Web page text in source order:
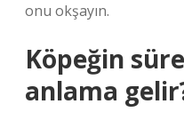
onu okşayın.
Köpeğin
anlama